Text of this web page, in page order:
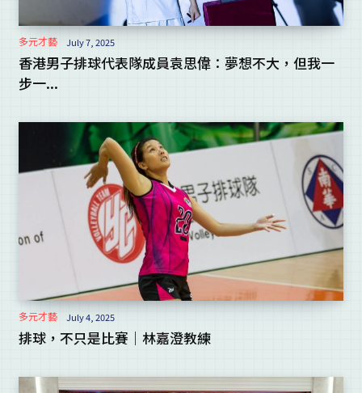
多元才藝 July 7, 2025
香港男子排球代表隊成員袁思偉：夢想不大，但我一
步一...
多元才藝 July 4, 2025
排球，不只是比賽｜林嘉澄教練